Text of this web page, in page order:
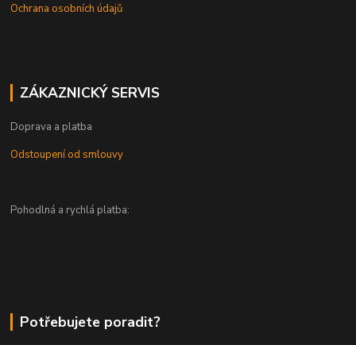
Ochrana osobních údajů
ZÁKAZNICKÝ SERVIS
Doprava a platba
Odstoupení od smlouvy
Pohodlná a rychlá platba:
Potřebujete poradit?